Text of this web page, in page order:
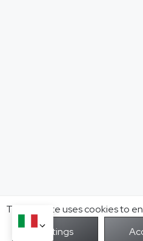
This website uses cookies to